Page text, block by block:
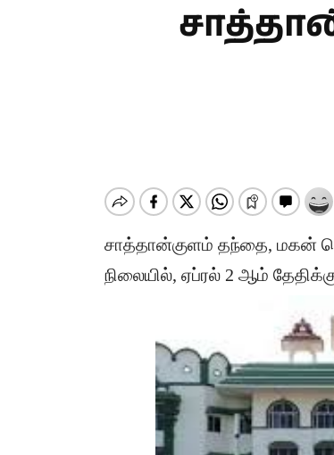
சாத்தான்குளம் தந்தை, மகன்
நிலையில், ஏப்ரல் 2 ஆம்